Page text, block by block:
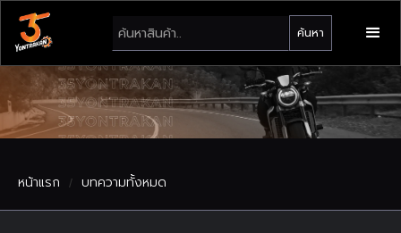
หน้าแรก / บทความทั้งหมด